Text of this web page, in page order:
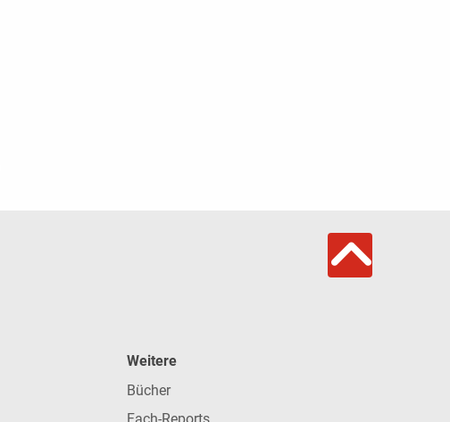
Weitere
Bücher
Fach-Reports